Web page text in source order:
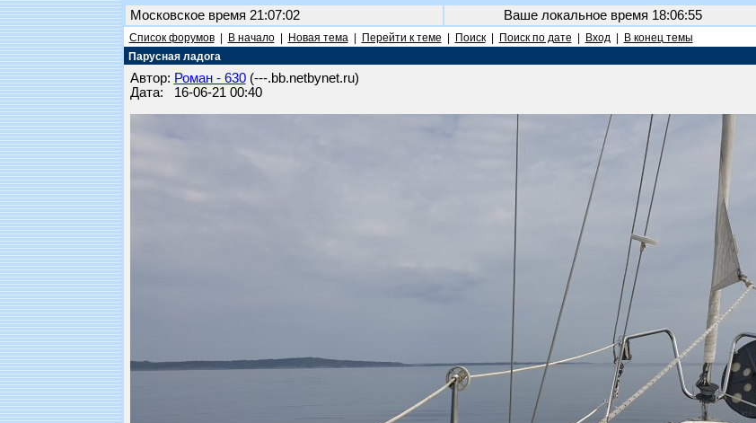
Московское время 21:07:02 Ваше локальное время 18:06:55
Список форумов| В начало| Новая тема| Перейти к теме Поиск| Поиск по дате Вход| В конец темы
Парусная ладога
Автор: Роман - 630(---.bb.netbynet.ru)
Дата: 16-06-21 00:40